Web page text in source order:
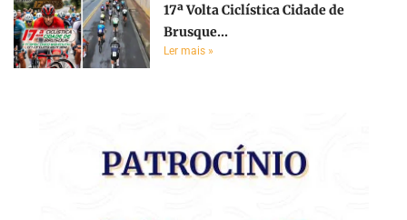
17ª Volta Ciclística Cidade de
Brusque...
Ler mais »